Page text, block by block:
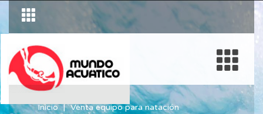
Inicio Venta equipo para natación